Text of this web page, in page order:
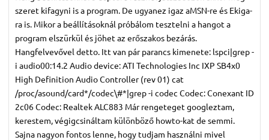
szeret kifagyni is a program. De ugyanez igaz aMSN-re és Ekiga-
ra is. Mikor a beállításoknál próbálom tesztelni a hangot a
program elszürkül és jöhet az erőszakos bezárás.
Hangfelvevővel detto. Itt van pár parancs kimenete: lspci|grep -
i audio00:14.2 Audio device: ATI Technologies Inc IXP SB4x0
High Definition Audio Controller (rev 01) cat
/proc/asound/card*/codec\#*|grep -i codec Codec: Conexant ID
2c06 Codec: Realtek ALC883 Már rengeteget googleztam,
kerestem, végigcsináltam különböző howto-kat de semmi.
Sajna nagyon fontos lenne, hogy tudjam használni mivel